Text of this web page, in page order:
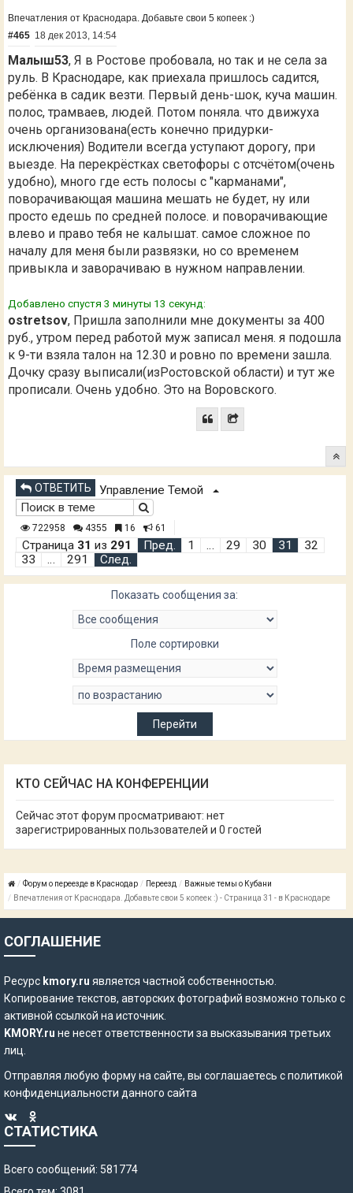
Впечатления от Краснодара. Добавьте свои 5 копеек :)
#465 18 дек 2013, 14:54
Малыш53, Я в Ростове пробовала, но так и не села за
руль. В Краснодаре, как приехала пришлось садится,
ребёнка в садик везти. Первый день-шок, куча машин.
полос, трамваев, людей. Потом поняла. что движуха
очень организована(есть конечно придурки-
исключения) Водители всегда уступают дорогу, при
выезде. На перекрёстках светофоры с отсчётом(очень
удобно), много где есть полосы с "карманами",
поворачивающая машина мешать не будет, ну или
просто едешь по средней полосе. и поворачивающие
влево и право тебя не калышат. самое сложное по
началу для меня были развязки, но со временем
привыкла и заворачиваю в нужном направлении.
Добавлено спустя 3 минуты 13 секунд:
ostretsov, Пришла заполнили мне документы за 400
руб., утром перед работой муж записал меня. я подошла
к 9-ти взяла талон на 12.30 и ровно по времени зашла.
Дочку сразу выписали(изРостовской области) и тут же
прописали. Очень удобно. Это на Воровского.
ОТВЕТИТЬ Управление Темой
722958 4355 16 61
Страница 31 из 291 Пред. 1 … 29 30 31
32
33
… 291 След.
Показать сообщения за:
Поле сортировки
КТО СЕЙЧАС НА КОНФЕРЕНЦИИ
Сейчас этот форум просматривают: нет
зарегистрированных пользователей и 0 гостей
Форум о переезде в Краснодар Переезд
Важные темы о Кубани
Впечатления от Краснодара. Добавьте свои 5 копеек :) - Страница 31 - в Краснодаре
СОГЛАШЕНИЕ
Ресурс kmory.ru является частной собственностью.
Копирование текстов, авторских фотографий возможно только с
активной ссылкой на источник.
KMORY.ru не несет ответственности за высказывания третьих
лиц.
Отправляя любую форму на сайте, вы соглашаетесь сполитикой
конфиденциальности данного сайта
СТАТИСТИКА
Всего сообщений: 581774